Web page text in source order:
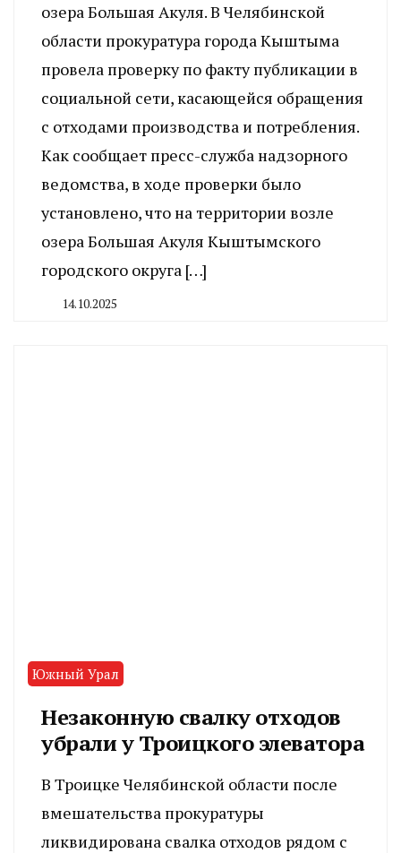
озера Большая Акуля. В Челябинской
области прокуратура города Кыштыма
провела проверку по факту публикации в
социальной сети, касающейся обращения
с отходами производства и потребления.
Как сообщает пресс-служба надзорного
ведомства, в ходе проверки было
установлено, что на территории возле
озера Большая Акуля Кыштымского
городского округа […]
14.10.2025
Южный Урал
Незаконную свалку отходов
убрали у Троицкого элеватора
В Троицке Челябинской области после
вмешательства прокуратуры
ликвидирована свалка отходов рядом с